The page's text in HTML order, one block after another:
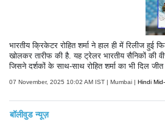
भारतीय क्रिकेटर रोहित शर्मा ने हाल ही में रिलीज हुई
खोलकर तारीफ की है. यह ट्रेलर भारतीय सैनिकों की
जिसने दर्शकों के साथ-साथ रोहित शर्मा का भी दिल जीत
07 November, 2025 10:02 AM IST | Mumbai | Hindi
बॉलीवुड न्यूज़